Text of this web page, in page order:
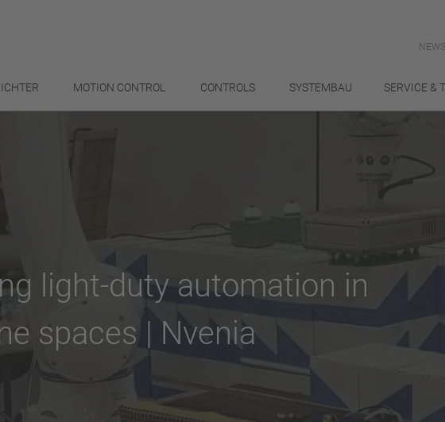
MOTION CONTROL CONTROLS SYSTEMBAU SERVICE &
light-duty automation in
spaces | Nvenia